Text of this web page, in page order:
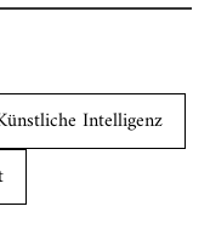
Intelligenz